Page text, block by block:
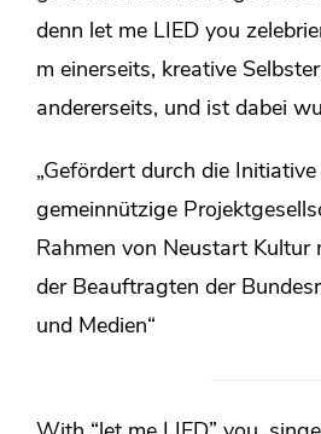
denn let me LIED you
m einerseits, kreative
andererseits, und ist dabei
„Gefördert durch die
gemeinnützige
Rahmen von Neustart Kultur
der Beauftragten der
und Medien“